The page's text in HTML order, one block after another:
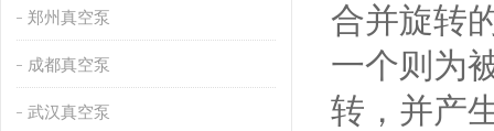
郑州真空泵
成都真空泵
武汉真空泵
合并旋转
一个则为
转，并产